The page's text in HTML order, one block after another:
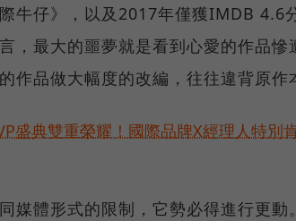
牛仔》，以及2017年僅獲IMDB 4.6
，最大的噩夢就是看到心愛的作品慘
作品做大幅度的改編，往往違背原作
盛典雙重榮耀！國際品牌X經理人特別
媒體形式的限制，它勢必得進行更